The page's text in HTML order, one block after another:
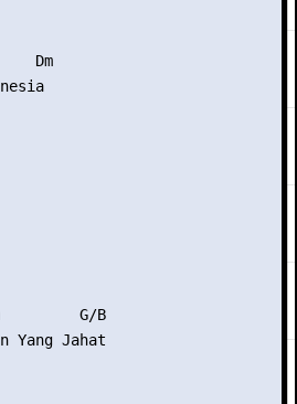
Dm
G/B
Yang Jahat